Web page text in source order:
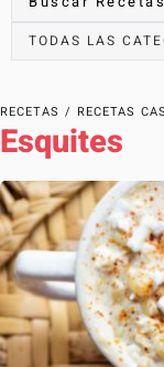
RECETAS / RECETAS
Esquites